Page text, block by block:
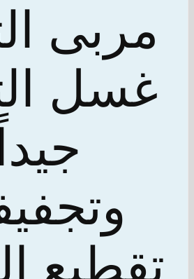
مربى
غسل
جيداً
تقطيع